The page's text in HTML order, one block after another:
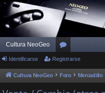
Cultura NeoGeo
or
os
Identificarse Registrarse
Cultura NeoGeo Foro Mercadillo